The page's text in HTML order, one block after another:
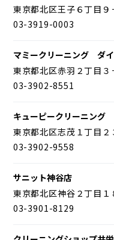
東京都北区王子６丁目９
03-3919-0003
マミークリーニング ダ
東京都北区赤羽２丁目３
03-3902-8551
キューピークリーニング
東京都北区志茂１丁目２
03-3902-9558
サニット神谷店
東京都北区神谷２丁目１
03-3901-8129